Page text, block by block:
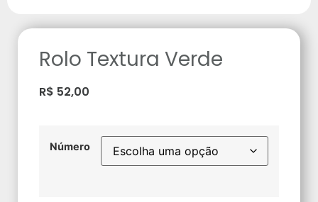
Rolo Textura Verde
R$ 52,00
Número